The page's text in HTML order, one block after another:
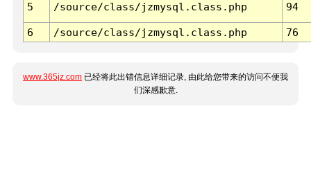
5 /source/class/jzmysql.class.php 94
6 /source/class/jzmysql.class.php 76
www.365jz.com 已经将此出错信息详细记录, 由此给您带来的访问不便我
们深感歉意.